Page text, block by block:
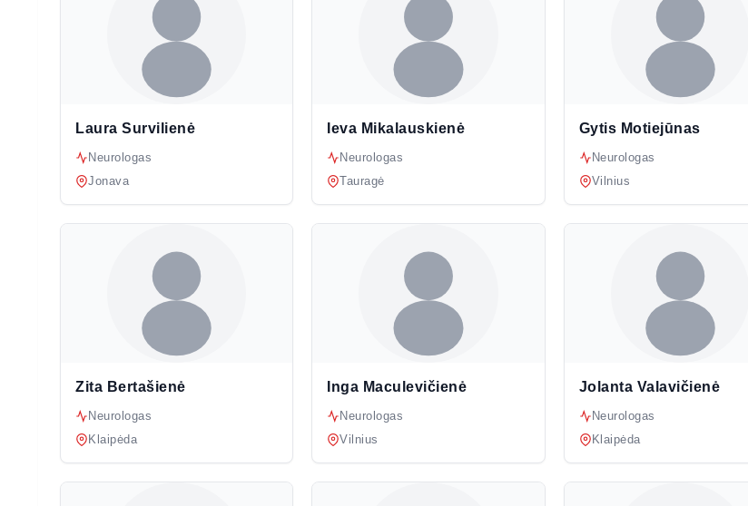
Laura Survilienė
Neurologas
Jonava
Ieva Mikalauskienė
Neurologas
Tauragė
Gytis Motiejūnas
Neurologas
Vilnius
Zita Bertašienė
Neurologas
Klaipėda
Inga Maculevičienė
Neurologas
Vilnius
Jolanta Valavičienė
Neurologas
Klaipėda